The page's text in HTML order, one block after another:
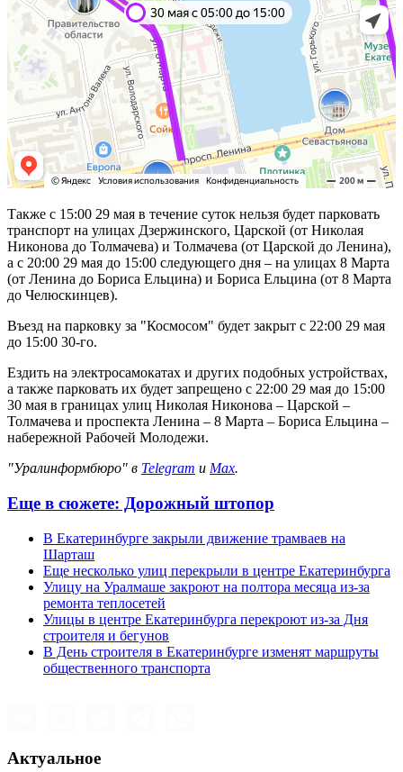
Также с 15:00 29 мая в течение суток нельзя будет парковать
транспорт на улицах Дзержинского, Царской (от Николая
Никонова до Толмачева) и Толмачева (от Царской до Ленина),
а с 20:00 29 мая до 15:00 следующего дня – на улицах 8 Марта
(от Ленина до Бориса Ельцина) и Бориса Ельцина (от 8 Марта
до Челюскинцев).
Въезд на парковку за "Космосом" будет закрыт с 22:00 29 мая
до 15:00 30-го.
Ездить на электросамокатах и других подобных устройствах,
а также парковать их будет запрещено с 22:00 29 мая до 15:00
30 мая в границах улиц Николая Никонова – Царской –
Толмачева и проспекта Ленина – 8 Марта – Бориса Ельцина –
набережной Рабочей Молодежи.
"Уралинформбюро" в Telegram и Max.
Еще в сюжете: Дорожный штопор
В Екатеринбурге закрыли движение трамваев на
Шарташ
Еще несколько улиц перекрыли в центре Екатеринбурга
Улицу на Уралмаше закроют на полтора месяца из-за
ремонта теплосетей
Улицы в центре Екатеринбурга перекроют из-за Дня
строителя и бегунов
В День строителя в Екатеринбурге изменят маршруты
общественного транспорта
Актуальное